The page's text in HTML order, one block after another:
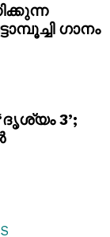
ഗാനം
3’;